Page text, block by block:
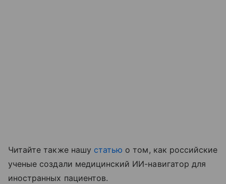
Читайте также нашу статью о том, как российские
ученые создали медицинский ИИ-навигатор для
иностранных пациентов.